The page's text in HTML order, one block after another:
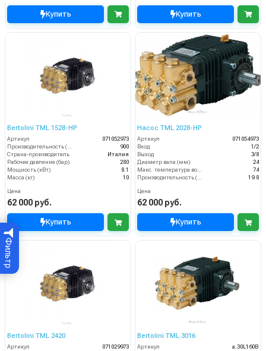
Фильтр
Купить Купить
Bertolini TML 1528-HP
Артикул
071052973
Производительность (л/ч)
900
Страна-производитель
Италия
Рабочее давление (бар)
280
Мощность (кВт)
8.1
Масса (кг)
10
Цена
62 000 руб.
Купить
Насос TML 2028-НР
Артикул
071054973
Вход
1/2
Выход
3/8
Диаметр вала (мм)
24
Макс. температура воды (°C)
74
Производительность (л/мин)
19.8
Цена
62 000 руб.
Купить
Bertolini TML 2420
Артикул
071029973
Bertolini TML 3016
Артикул
a.30L160B